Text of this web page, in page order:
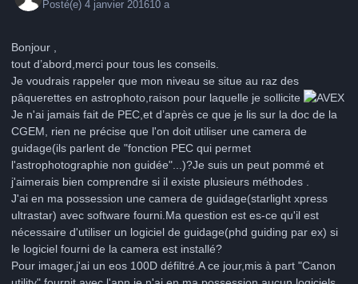
Posté(e)4 janvier 201610 a
Bonjour ,
tout d’abord,merci pour tous les conseils.
Je voudrais rappeler que mon niveau se situe au raz des
pâquerettes en astrophoto,raison pour laquelle je sollicite
Je n'ai jamais fait de PEC,et d’après ce que je lis sur la doc de la
CGEM, rien ne précise que l'on doit utiliser une camera de
guidage(ils parlent de "fonction PEC qui permet
l'astrophotographie non guidée"...)?Je suis un peut pommé et
j'aimerais bien comprendre si il existe plusieurs méthodes .
J'ai en ma possession une camera de guidage(starlight xpress
ultrastar) avec software fourni.Ma question est es-ce qu'il est
nécessaire d'utiliser un logiciel de guidage(phd guiding par ex) si
le logiciel fourni de la camera est installé?
Pour imager,j'ai un eos 100D défiltré.A ce jour,mis à part "Canon